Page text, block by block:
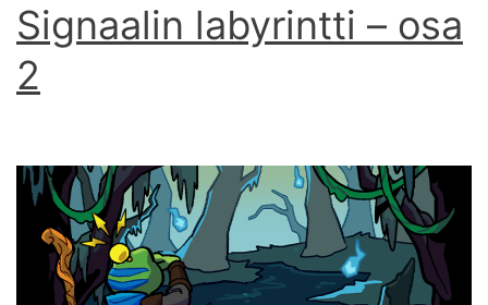
Signaalin labyrintti – osa
2